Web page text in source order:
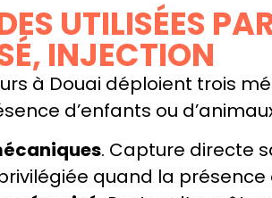
UTILISÉES
INJECTION
à Douai déploient trois
d’enfants ou
. Capture directe
quand la